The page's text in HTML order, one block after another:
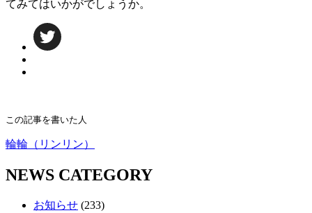
てみてはいかがでしょうか。
この記事を書いた人
輪輪（リンリン）
NEWS CATEGORY
お知らせ (233)